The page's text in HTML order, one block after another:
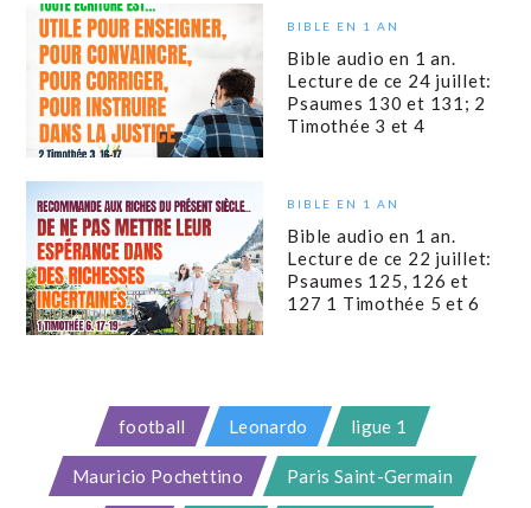
BIBLE EN 1 AN
Bible audio en 1 an.
Lecture de ce 24 juillet:
Psaumes 130 et 131; 2
Timothée 3 et 4
BIBLE EN 1 AN
Bible audio en 1 an.
Lecture de ce 22 juillet:
Psaumes 125, 126 et
127 1 Timothée 5 et 6
football Leonardo ligue 1
Mauricio Pochettino Paris Saint-Germain